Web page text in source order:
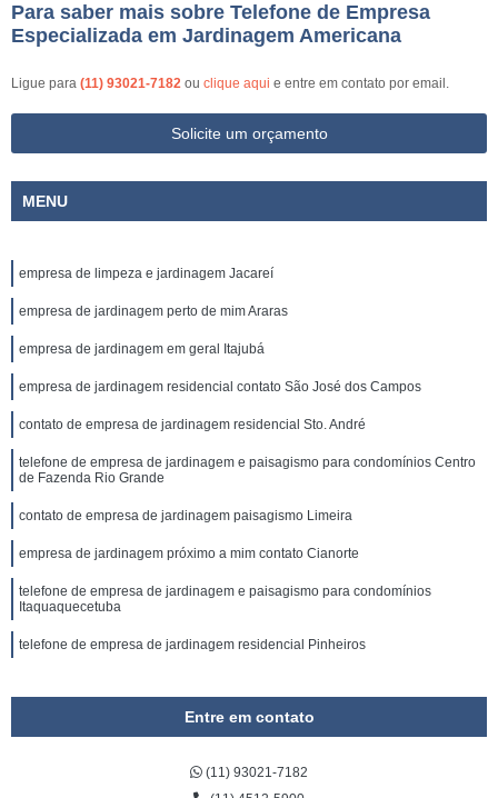
Para saber mais sobre Telefone de Empresa
Especializada em Jardinagem Americana
Ligue para (11) 93021-7182 ou clique aqui e entre em contato por email.
Solicite um orçamento
MENU
empresa de limpeza e jardinagem Jacareí
empresa de jardinagem perto de mim Araras
empresa de jardinagem em geral Itajubá
empresa de jardinagem residencial contato São José dos Campos
contato de empresa de jardinagem residencial Sto. André
telefone de empresa de jardinagem e paisagismo para condomínios Centro
de Fazenda Rio Grande
contato de empresa de jardinagem paisagismo Limeira
empresa de jardinagem próximo a mim contato Cianorte
telefone de empresa de jardinagem e paisagismo para condomínios
Itaquaquecetuba
telefone de empresa de jardinagem residencial Pinheiros
Entre em contato
(11) 93021-7182